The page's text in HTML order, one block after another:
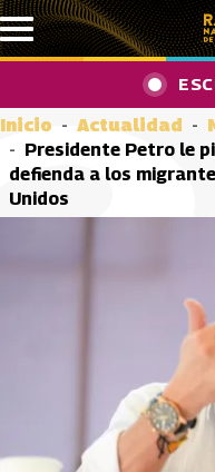
Pasar al contenido principal
Inicio Actualidad
Presidente Petro le
defienda a los
Unidos